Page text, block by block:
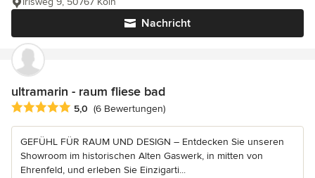
Nachricht
ultramarin - raum fliese bad
Durchschnittliche Bewertung: 5 von 5 Sternen
5,0 (6 Bewertungen)
GEFÜHL FÜR RAUM UND DESIGN – Entdecken Sie unseren
Showroom im historischen Alten Gaswerk, in mitten von
Ehrenfeld, und erleben Sie Einzigarti...